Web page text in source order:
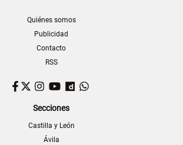
Quiénes somos
Publicidad
Contacto
RSS
Facebook
TwitterInstagram
YouTubeDailymotion
Secciones
Castilla y León
Ávila